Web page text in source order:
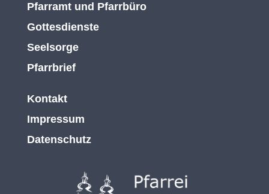
Pfarramt und Pfarrbüro
Gottesdienste
Seelsorge
Pfarrbrief
Kontakt
Impressum
Datenschutz